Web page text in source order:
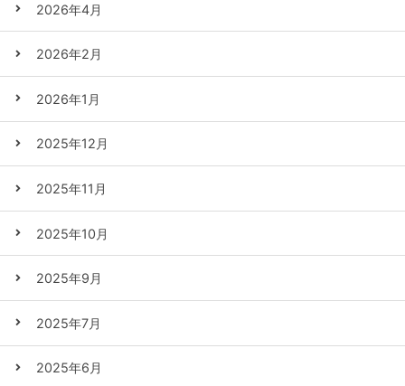
2026年4月
2026年2月
2026年1月
2025年12月
2025年11月
2025年10月
2025年9月
2025年7月
2025年6月